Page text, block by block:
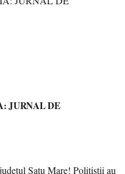
JURNAL DE